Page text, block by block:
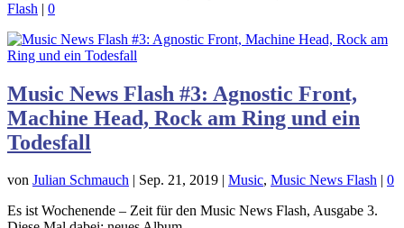
Flash | 0
Music News Flash #3: Agnostic Front,
Machine Head, Rock am Ring und ein
Todesfall
von Julian Schmauch | Sep. 21, 2019 | Music, Music News Flash | 0
Es ist Wochenende – Zeit für den Music News Flash, Ausgabe 3.